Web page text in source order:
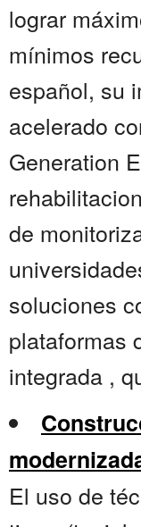
lograr
mínimos
español, su
acelerado
Generation
de
soluciones
plataformas
integrada ,
El uso de